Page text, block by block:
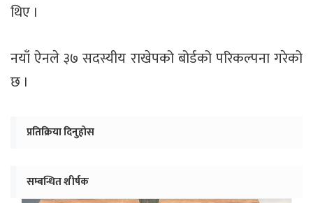
थिए ।
नयाँ ऐनले ३७ सदस्यीय राखेपको बोर्डको परिकल्पना गरेको
छ ।
प्रतिक्रिया दिनुहोस
सम्बन्धित शीर्षक